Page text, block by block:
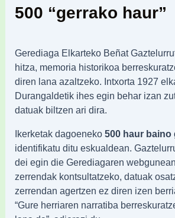
500 “gerrako haur”
Gerediaga Elkarteko Beñat
hitza, memoria historikoa
diren lana azaltzeko. Intxorta 1927
Durangaldetik ihes egin behar izan
datuak biltzen ari dira.
Ikerketak dagoeneko500 haur baino
identifikatu ditu eskualdean.
dei egin die Gerediagaren
zerrendak kontsultatzeko, datuak
zerrendan agertzen ez diren izen
“Gure herriaren narratiba